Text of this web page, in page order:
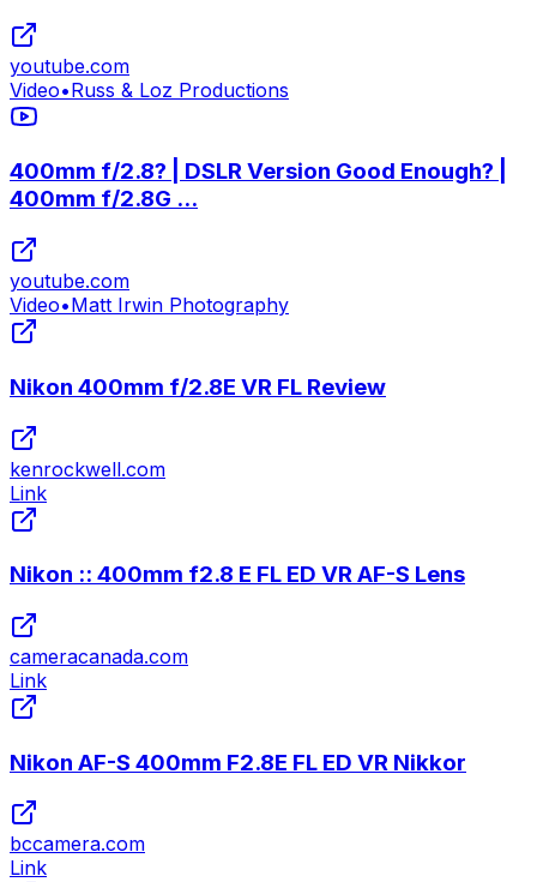
youtube.com
Video•Russ & Loz Productions
400mm f/2.8? | DSLR Version Good Enough? |
400mm f/2.8G ...
youtube.com
Video•Matt Irwin Photography
Nikon 400mm f/2.8E VR FL Review
kenrockwell.com
Link
Nikon :: 400mm f2.8 E FL ED VR AF-S Lens
cameracanada.com
Link
Nikon AF-S 400mm F2.8E FL ED VR Nikkor
bccamera.com
Link